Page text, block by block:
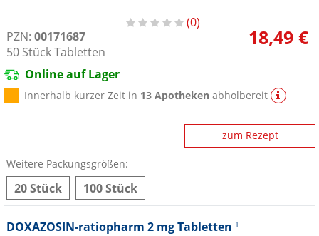
0
PZN: 00171687
50 Stück Tabletten
18,49 €
Online auf Lager
Innerhalb kurzer Zeit in 13 Apotheken abholbereit
zum Rezept
Weitere Packungsgrößen:
20 Stück 100 Stück
DOXAZOSIN-ratiopharm 2 mg Tabletten 1